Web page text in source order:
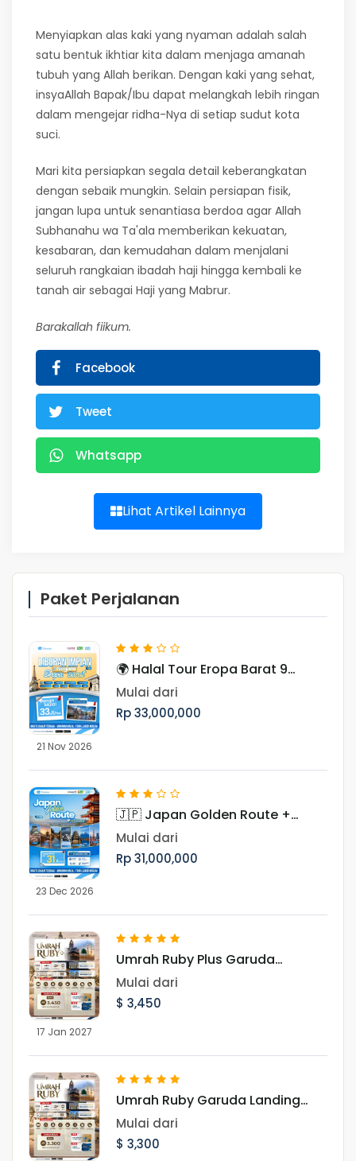
Menyiapkan alas kaki yang nyaman adalah salah
satu bentuk ikhtiar kita dalam menjaga amanah
tubuh yang Allah berikan. Dengan kaki yang sehat,
insyaAllah Bapak/Ibu dapat melangkah lebih ringan
dalam mengejar ridha-Nya di setiap sudut kota
suci.
Mari kita persiapkan segala detail keberangkatan
dengan sebaik mungkin. Selain persiapan fisik,
jangan lupa untuk senantiasa berdoa agar Allah
Subhanahu wa Ta'ala memberikan kekuatan,
kesabaran, dan kemudahan dalam menjalani
seluruh rangkaian ibadah haji hingga kembali ke
tanah air sebagai Haji yang Mabrur.
Barakallah fiikum.
Facebook
Tweet
Whatsapp
Lihat Artikel Lainnya
Paket Perjalanan
21 Nov 2026
🌍 Halal Tour Eropa Barat 9
Negara, Periode November
Mulai dari
Rp 33,000,000
23 Dec 2026
🇯🇵 Japan Golden Route +
Shirakawago Periode Libur Akhir
Tahun
Mulai dari
Rp 31,000,000
17 Jan 2027
Umrah Ruby Plus Garuda
Landing Madinah 17 Januari
2027
Mulai dari
$ 3,450
Umrah Ruby Garuda Landing
Madinah 17 Januari 2027
Mulai dari
$ 3,300